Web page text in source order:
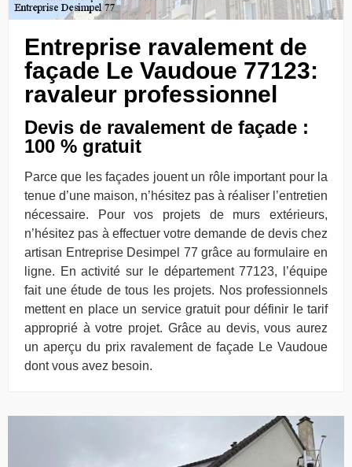
Entreprise ravalement de
façade Le Vaudoue 77123:
ravaleur professionnel
Devis de ravalement de façade :
100 % gratuit
Parce que les façades jouent un rôle important pour la
tenue d’une maison, n’hésitez pas à réaliser l’entretien
nécessaire. Pour vos projets de murs extérieurs,
n’hésitez pas à effectuer votre demande de devis chez
artisan Entreprise Desimpel 77 grâce au formulaire en
ligne. En activité sur le département 77123, l’équipe
fait une étude de tous les projets. Nos professionnels
mettent en place un service gratuit pour définir le tarif
approprié à votre projet. Grâce au devis, vous aurez
un aperçu du prix ravalement de façade Le Vaudoue
dont vous avez besoin.